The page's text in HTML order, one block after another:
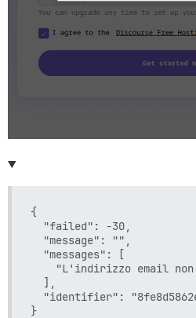
{
  "failed": -30,
  "message": "",
  "messages": [
"L'indirizzo email
  ],
"identifier":